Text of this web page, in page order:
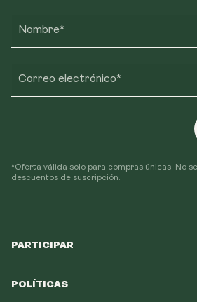
PARTICIPAR
POLÍTICAS
Nombre*
Correo electrónico*
*Oferta válida solo para compras únicas. No
descuentos de suscripción.